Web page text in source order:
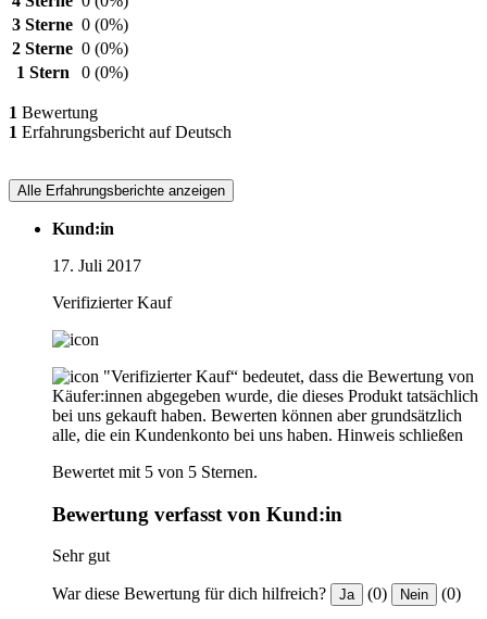
3 Sterne 0 (0%)
2 Sterne 0 (0%)
1 Stern
0 (0%)
1 Bewertung
1 Erfahrungsbericht auf Deutsch
Alle Erfahrungsberichte anzeigen
Kund:in
17. Juli 2017
Verifizierter Kauf
"Verifizierter Kauf“ bedeutet, dass die Bewertung von
Käufer:innen abgegeben wurde, die dieses Produkt tatsächlich
bei uns gekauft haben. Bewerten können aber grundsätzlich
alle, die ein Kundenkonto bei uns haben. Hinweis schließen
Bewertet mit 5 von 5 Sternen.
Bewertung verfasst von Kund:in
Sehr gut
War diese Bewertung für dich hilfreich? Ja (0) Nein (0)